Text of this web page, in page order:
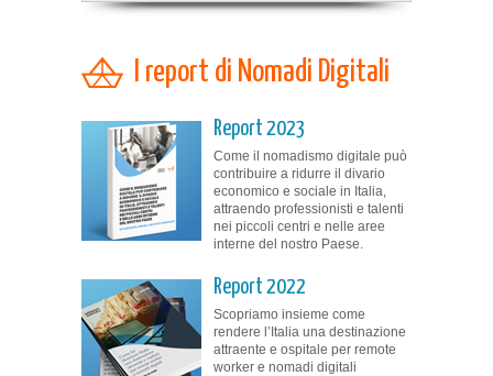
I report di Nomadi Digitali
Report 2023
Come il nomadismo digitale può
contribuire a ridurre il divario
economico e sociale in Italia,
attraendo professionisti e talenti
nei piccoli centri e nelle aree
interne del nostro Paese.
Report 2022
Scopriamo insieme come
rendere l’Italia una destinazione
attraente e ospitale per remote
worker e nomadi digitali